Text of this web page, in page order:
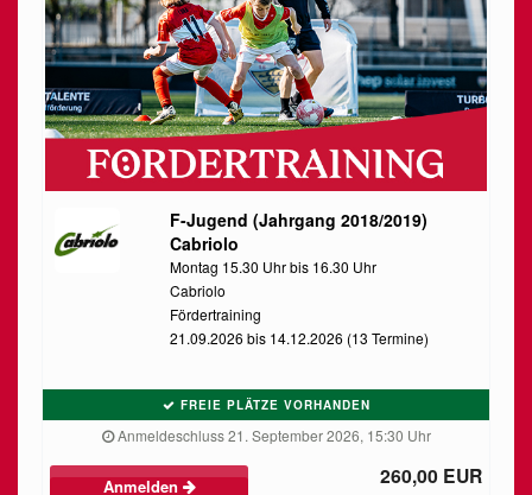
F-Jugend (Jahrgang 2018/2019)
Cabriolo
Montag 15.30 Uhr bis 16.30 Uhr
Cabriolo
Fördertraining
21.09.2026 bis 14.12.2026 (13 Termine)
FREIE PLÄTZE VORHANDEN
Anmeldeschluss 21. September 2026, 15:30 Uhr
Anmelden 260,00 EUR